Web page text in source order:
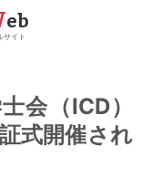
eb
サイト
会（ICD）
式開催され